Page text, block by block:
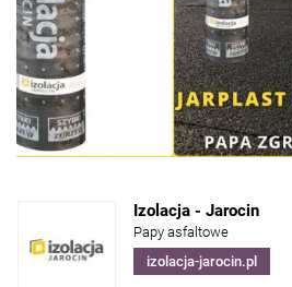
Izolacja - Jarocin
Papy asfaltowe
izolacja-jarocin.pl